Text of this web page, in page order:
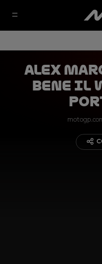
Alex
bene il